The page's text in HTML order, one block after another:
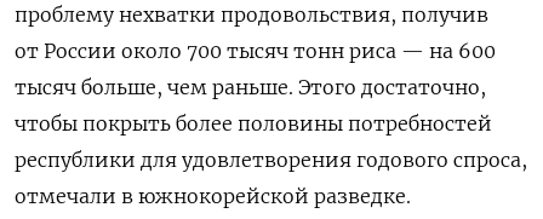
проблему нехватки продовольствия, получив
от России около 700 тысяч тонн риса — на 600
тысяч больше, чем раньше. Этого достаточно,
чтобы покрыть более половины потребностей
республики для удовлетворения годового спроса,
отмечали в южнокорейской разведке.